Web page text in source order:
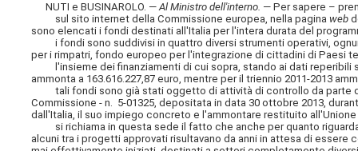
NUTI e BUSINAROLO. —Al Ministro dell'interno. — Per sapere –
sul sito internet della Commissione europea, nella paginaweb
sono elencati i fondi destinati all'Italia per l'intera durata del
i fondi sono suddivisi in quattro diversi strumenti operativi,
per i rimpatri, fondo europeo per l'integrazione di cittadini di Paesi
l'insieme dei finanziamenti di cui sopra, stando ai dati reperibili
ammonta a 163.616.227,87 euro, mentre per il triennio 2011-2013
tali fondi sono già stati oggetto di attività di controllo da parte
Commissione - n. 5-01325, depositata in data 30 ottobre 2013,
dall'Italia, il suo impiego concreto e l'ammontare restituito
si richiama in questa sede il fatto che anche per quanto
alcuni tra i progetti approvati risultavano da anni in attesa di